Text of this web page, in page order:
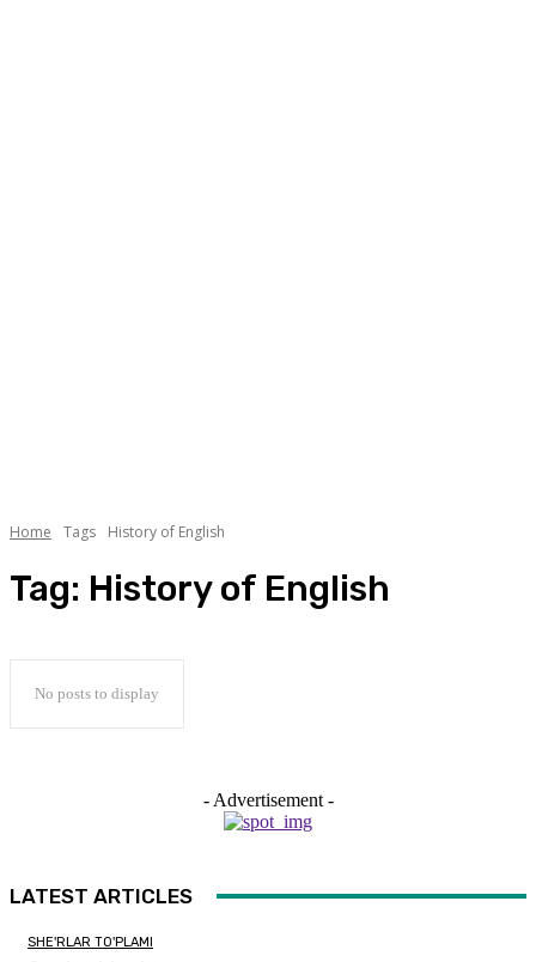
Home Tags History of English
Tag: History of English
No posts to display
- Advertisement -
LATEST ARTICLES
SHE'RLAR TO'PLAMI